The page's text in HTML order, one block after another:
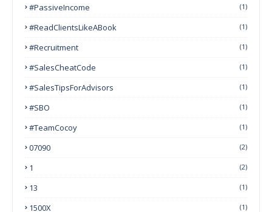
#PassiveIncome (1)
#ReadClientsLikeABook (1)
#Recruitment (1)
#SalesCheatCode (1)
#SalesTipsForAdvisors (1)
#SBO (1)
#TeamCocoy (1)
07090 (2)
1 (2)
13 (1)
1500X (1)